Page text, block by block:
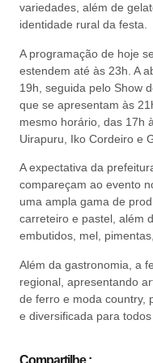
variedades, além de
identidade rural da festa.
A programação de hoje
estendem até às 23h. A
19h, seguida pelo Show
que se apresentam às
mesmo horário, das 17h
Uirapuru, Iko Cordeiro e
A expectativa da
compareçam ao evento
uma ampla gama de
carreteiro e pastel, além
embutidos, mel,
Além da gastronomia, a
regional, apresentando
de ferro e moda country,
e diversificada para todos
Compartilhe :